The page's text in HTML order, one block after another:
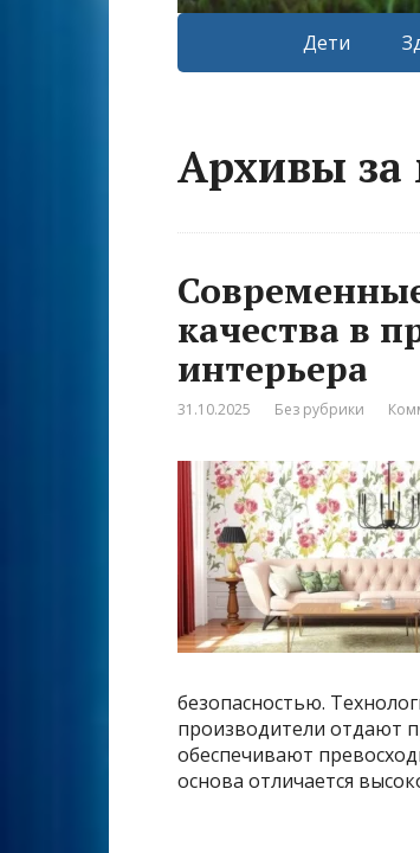
Дети
Архивы за
качества в
интерьера
31.10.2025 Без рубрики
безопасностью.
производители отдают
обеспечивают
основа отличается